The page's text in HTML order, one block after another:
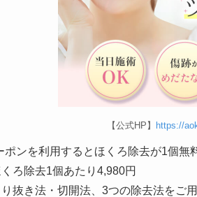
【公式HP】 https://
ンを利用するとほくろ除去が1個無
ろ除去1個あたり4,980円
抜き法・切開法、3つの除去法をご